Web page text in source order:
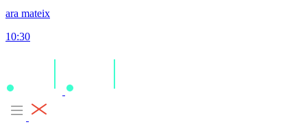
ara mateix
10:30